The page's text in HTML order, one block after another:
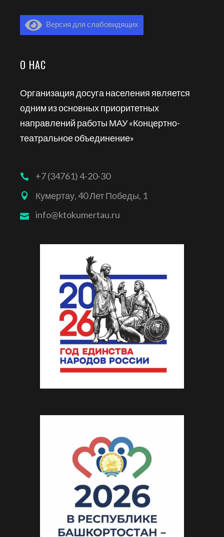
Версия для слабовидящих
О НАС
Организация досуга населения является
одним из основных приоритетных
направлений работы МАУ «Концертно-
театральное объединение»
+7 (34761) 4-20-30
Кумертау, 40 Лет Победы, 1
info@ktokumertau.ru